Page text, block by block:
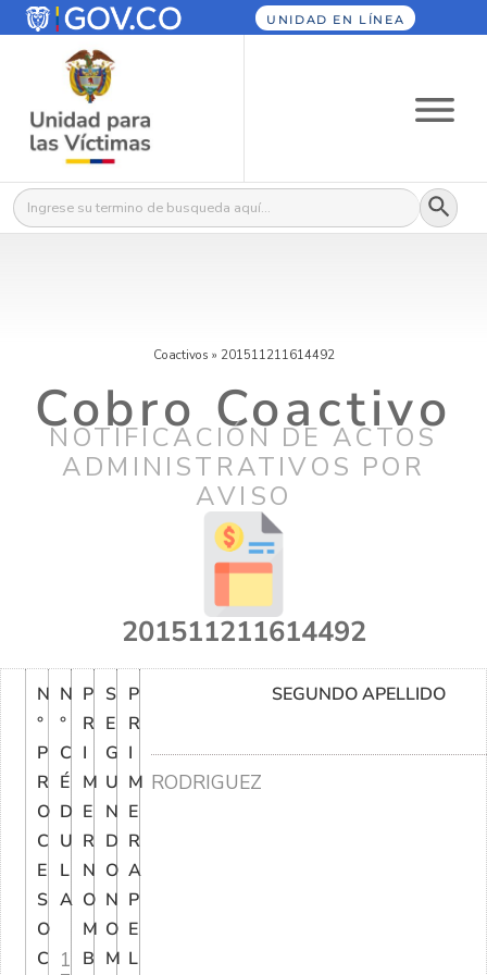
UNIDAD EN LÍNEA
Buscar: Botón
Coactivos » 201511211614492
Cobro Coactivo
NOTIFICACIÓN DE ACTOS
ADMINISTRATIVOS POR
AVISO
201511211614492
N
°
P
R
O
C
E
S
O
C
N
°
C
É
D
U
L
A
1
P
R
I
M
E
R
N
O
M
B
S
E
G
U
N
D
O
N
O
M
P
R
I
M
E
R
A
P
E
L
SEGUNDO APELLIDO
RODRIGUEZ